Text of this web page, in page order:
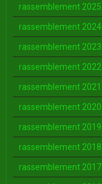
rassemblement 2025
rassemblement 2024
rassemblement 2023
rassemblement 2022
rassemblement 2021
rassemblement 2020
rassemblement 2019
rassemblement 2018
rassemblement 2017